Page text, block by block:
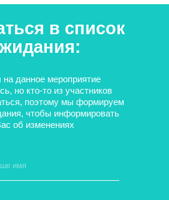
в список
данное мероприятие
но кто-то из участников
поэтому мы формируем
чтобы информировать
об изменениях